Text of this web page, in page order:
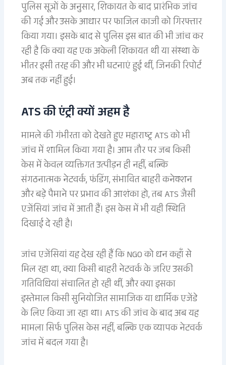
पुलिस सूत्रों के अनुसार, शिकायत के बाद प्रारंभिक जांच
की गई और उसके आधार पर फाजिल काजी को गिरफ्तार
किया गया। इसके बाद से पुलिस इस बात की भी जांच कर
रही है कि क्या यह एक अकेली शिकायत थी या संस्था के
भीतर इसी तरह की और भी घटनाएं हुई थीं, जिनकी रिपोर्ट
अब तक नहीं हुई।
ATS की एंट्री क्यों अहम है
मामले की गंभीरता को देखते हुए महाराष्ट्र ATS को भी
जांच में शामिल किया गया है। आम तौर पर जब किसी
केस में केवल व्यक्तिगत उत्पीड़न ही नहीं, बल्कि
संगठनात्मक नेटवर्क, फंडिंग, संभावित बाहरी कनेक्शन
और बड़े पैमाने पर प्रभाव की आशंका हो, तब ATS जैसी
एजेंसियां जांच में आती हैं। इस केस में भी यही स्थिति
दिखाई दे रही है।
जांच एजेंसियां यह देख रही हैं कि NGO को धन कहाँ से
मिल रहा था, क्या किसी बाहरी नेटवर्क के जरिए उसकी
गतिविधियां संचालित हो रही थीं, और क्या इसका
इस्तेमाल किसी सुनियोजित सामाजिक या धार्मिक एजेंडे
के लिए किया जा रहा था। ATS की जांच के बाद अब यह
मामला सिर्फ पुलिस केस नहीं, बल्कि एक व्यापक नेटवर्क
जांच में बदल गया है।